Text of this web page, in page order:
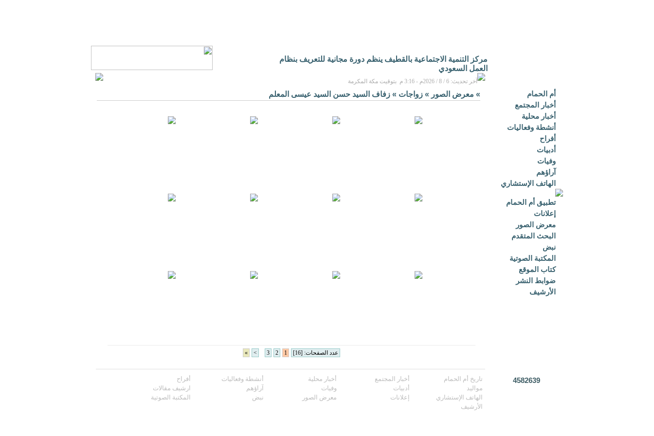
مركز التنمية الاجتماعية بالقطيف ينظم دورة مجانية للتعريف بنظام
العمل السعودي
آخر تحديث: 6 / 8 / 2026م - 3:16 م بتوقيت مكة المكرمة
أم الحمام
أخبار المجتمع
أخبار محلية
أنشطة وفعاليات
أفراح
أدبيات
وفيات
آراؤهم
الهاتف الإستشاري
تطبيق أم الحمام
إعلانات
معرض الصور
البحث المتقدم
نبض
المكتبة الصوتية
كتاب الموقع
ضوابط النشر
الأرشيف
» معرض الصور » زواجات » زفاف السيد حسن السيد عيسى المعلم
عدد الصفحات: [16] 1
2
3
>
»
4582639 تاريخ أم الحمام أخبار المجتمع أخبار محلية أنشطة وفعاليات
أفراح
مواليد
أدبيات وفيات آراؤهم
ارشيف مقالات
الهاتف الإستشاري
إعلانات معرض الصور نبض
المكتبة الصوتية
الأرشيف